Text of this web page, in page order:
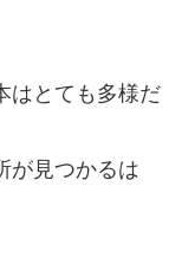
はとても多様だ
が見つかるは